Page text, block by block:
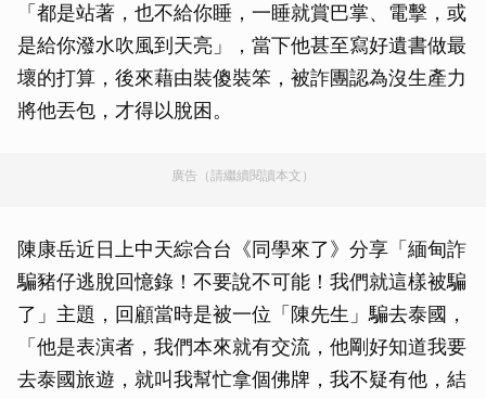
「都是站著，也不給你睡，一睡就賞巴掌、電擊，或
是給你潑水吹風到天亮」，當下他甚至寫好遺書做最
壞的打算，後來藉由裝傻裝笨，被詐團認為沒生產力
將他丟包，才得以脫困。
廣告（請繼續閱讀本文）
陳康岳近日上中天綜合台《同學來了》分享「緬甸詐
騙豬仔逃脫回憶錄！不要說不可能！我們就這樣被騙
了」主題，回顧當時是被一位「陳先生」騙去泰國，
「他是表演者，我們本來就有交流，他剛好知道我要
去泰國旅遊，就叫我幫忙拿個佛牌，我不疑有他，結